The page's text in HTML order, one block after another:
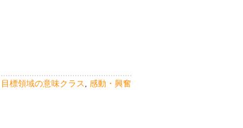
目標領域の意味クラス, 感動・興奮